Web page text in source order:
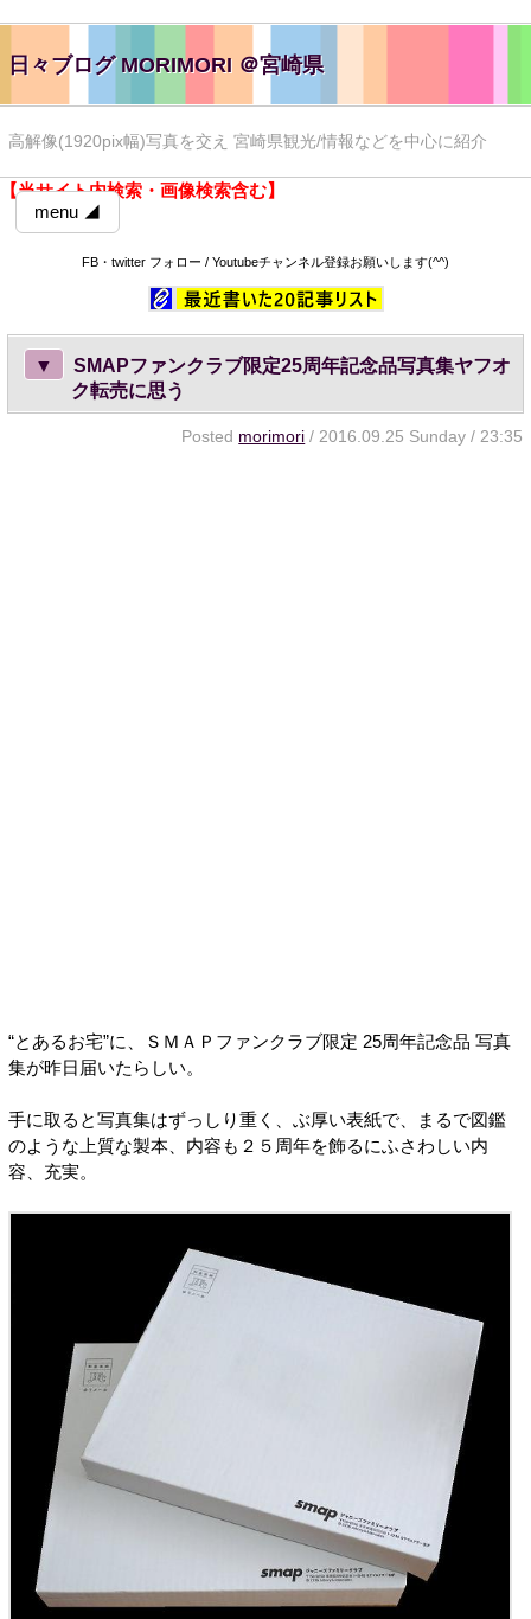
日々ブログ MORIMORI ＠宮崎県
高解像(1920pix幅)写真を交え 宮崎県観光/情報などを中心に紹介
【当サイト内検索・画像検索含む】
menu ◢
FB・twitter フォロー / Youtubeチャンネル登録お願いします(^^)
▼
SMAPファンクラブ限定25周年記念品写真集ヤフオ
ク転売に思う
Posted morimori / 2016.09.25 Sunday / 23:35
“とあるお宅”に、ＳＭＡＰファンクラブ限定 25周年記念品 写真
集が昨日届いたらしい。
手に取ると写真集はずっしり重く、ぶ厚い表紙で、まるで図鑑
のような上質な製本、内容も２５周年を飾るにふさわしい内
容、充実。